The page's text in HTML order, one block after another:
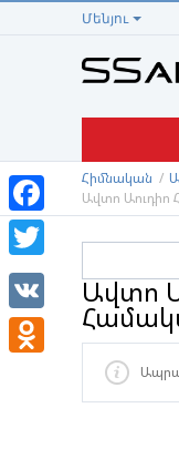
Facebook
VK
Մենյու
Հիմնական /
Ավտո Աուդիո
Ավտո